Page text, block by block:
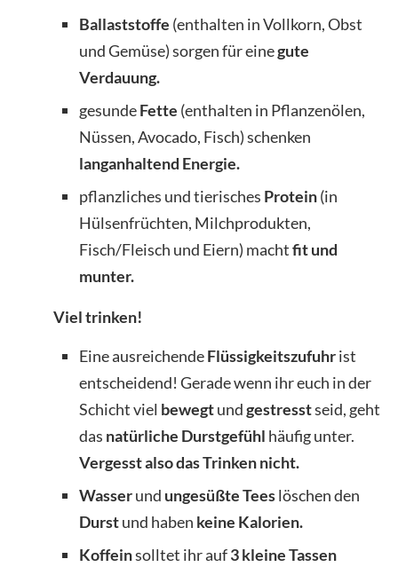
Ballaststoffe (enthalten in Vollkorn, Obst
und Gemüse) sorgen für einegute
Verdauung.
gesundeFette (enthalten in Pflanzenölen,
Nüssen, Avocado, Fisch) schenken
langanhaltend Energie.
pflanzliches und tierisches Protein(in
Hülsenfrüchten, Milchprodukten,
Fisch/Fleisch und Eiern) machtfit und
munter.
Viel trinken!
Eine ausreichendeFlüssigkeitszufuhrist
entscheidend! Gerade wenn ihr euch in der
Schicht viel bewegtundgestresstseid, geht
das natürliche Durstgefühl häufig unter.
Vergesst also das Trinken nicht.
Wasserund ungesüßte Teeslöschen den
Durstund haben keine Kalorien.
Koffeinsolltet ihr auf3 kleine Tassen